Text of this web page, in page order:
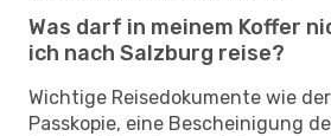
Was darf in meinem Koffer
ich nach Salzburg reise?
Wichtige Reisedokumente wie
Passkopie, eine Bescheinigung